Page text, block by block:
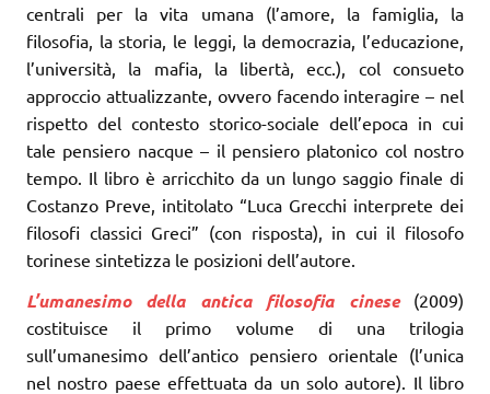
centrali per la vita umana (l’amore, la famiglia, la
filosofia, la storia, le leggi, la democrazia, l’educazione,
l’università, la mafia, la libertà, ecc.), col consueto
approccio attualizzante, ovvero facendo interagire – nel
rispetto del contesto storico-sociale dell’epoca in cui
tale pensiero nacque – il pensiero platonico col nostro
tempo. Il libro è arricchito da un lungo saggio finale di
Costanzo Preve, intitolato “Luca Grecchi interprete dei
filosofi classici Greci” (con risposta), in cui il filosofo
torinese sintetizza le posizioni dell’autore.
L’umanesimo della antica filosofia cinese
(2009)
costituisce il primo volume di una trilogia
sull’umanesimo dell’antico pensiero orientale (l’unica
nel nostro paese effettuata da un solo autore). Il libro